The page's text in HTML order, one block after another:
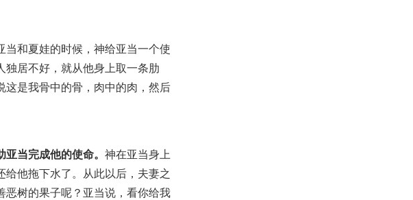
和夏娃的时候，神给亚当一个使
居不好，就从他身上取一条肋
是我骨中的骨，肉中的肉，然后
当完成他的使命。 神在亚当身上
他拖下水了。从此以后，夫妻之
恶树的果子呢？亚当说，看你给我